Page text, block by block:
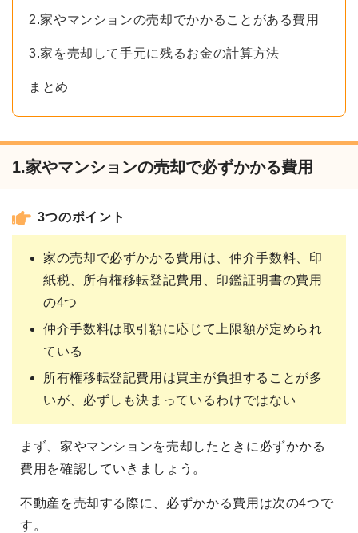
2.家やマンションの売却でかかることがある費用
3.家を売却して手元に残るお金の計算方法
まとめ
1.家やマンションの売却で必ずかかる費用
3つのポイント
家の売却で必ずかかる費用は、仲介手数料、印
紙税、所有権移転登記費用、印鑑証明書の費用
の4つ
仲介手数料は取引額に応じて上限額が定められ
ている
所有権移転登記費用は買主が負担することが多
いが、必ずしも決まっているわけではない
まず、家やマンションを売却したときに必ずかかる
費用を確認していきましょう。
不動産を売却する際に、必ずかかる費用は次の4つで
す。